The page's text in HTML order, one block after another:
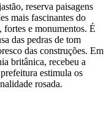
reserva paisagens
mais fascinantes do
fortes e monumentos. É
das pedras de tom
das construções. Em
britânica, rece­beu a
estimula os
rosada.